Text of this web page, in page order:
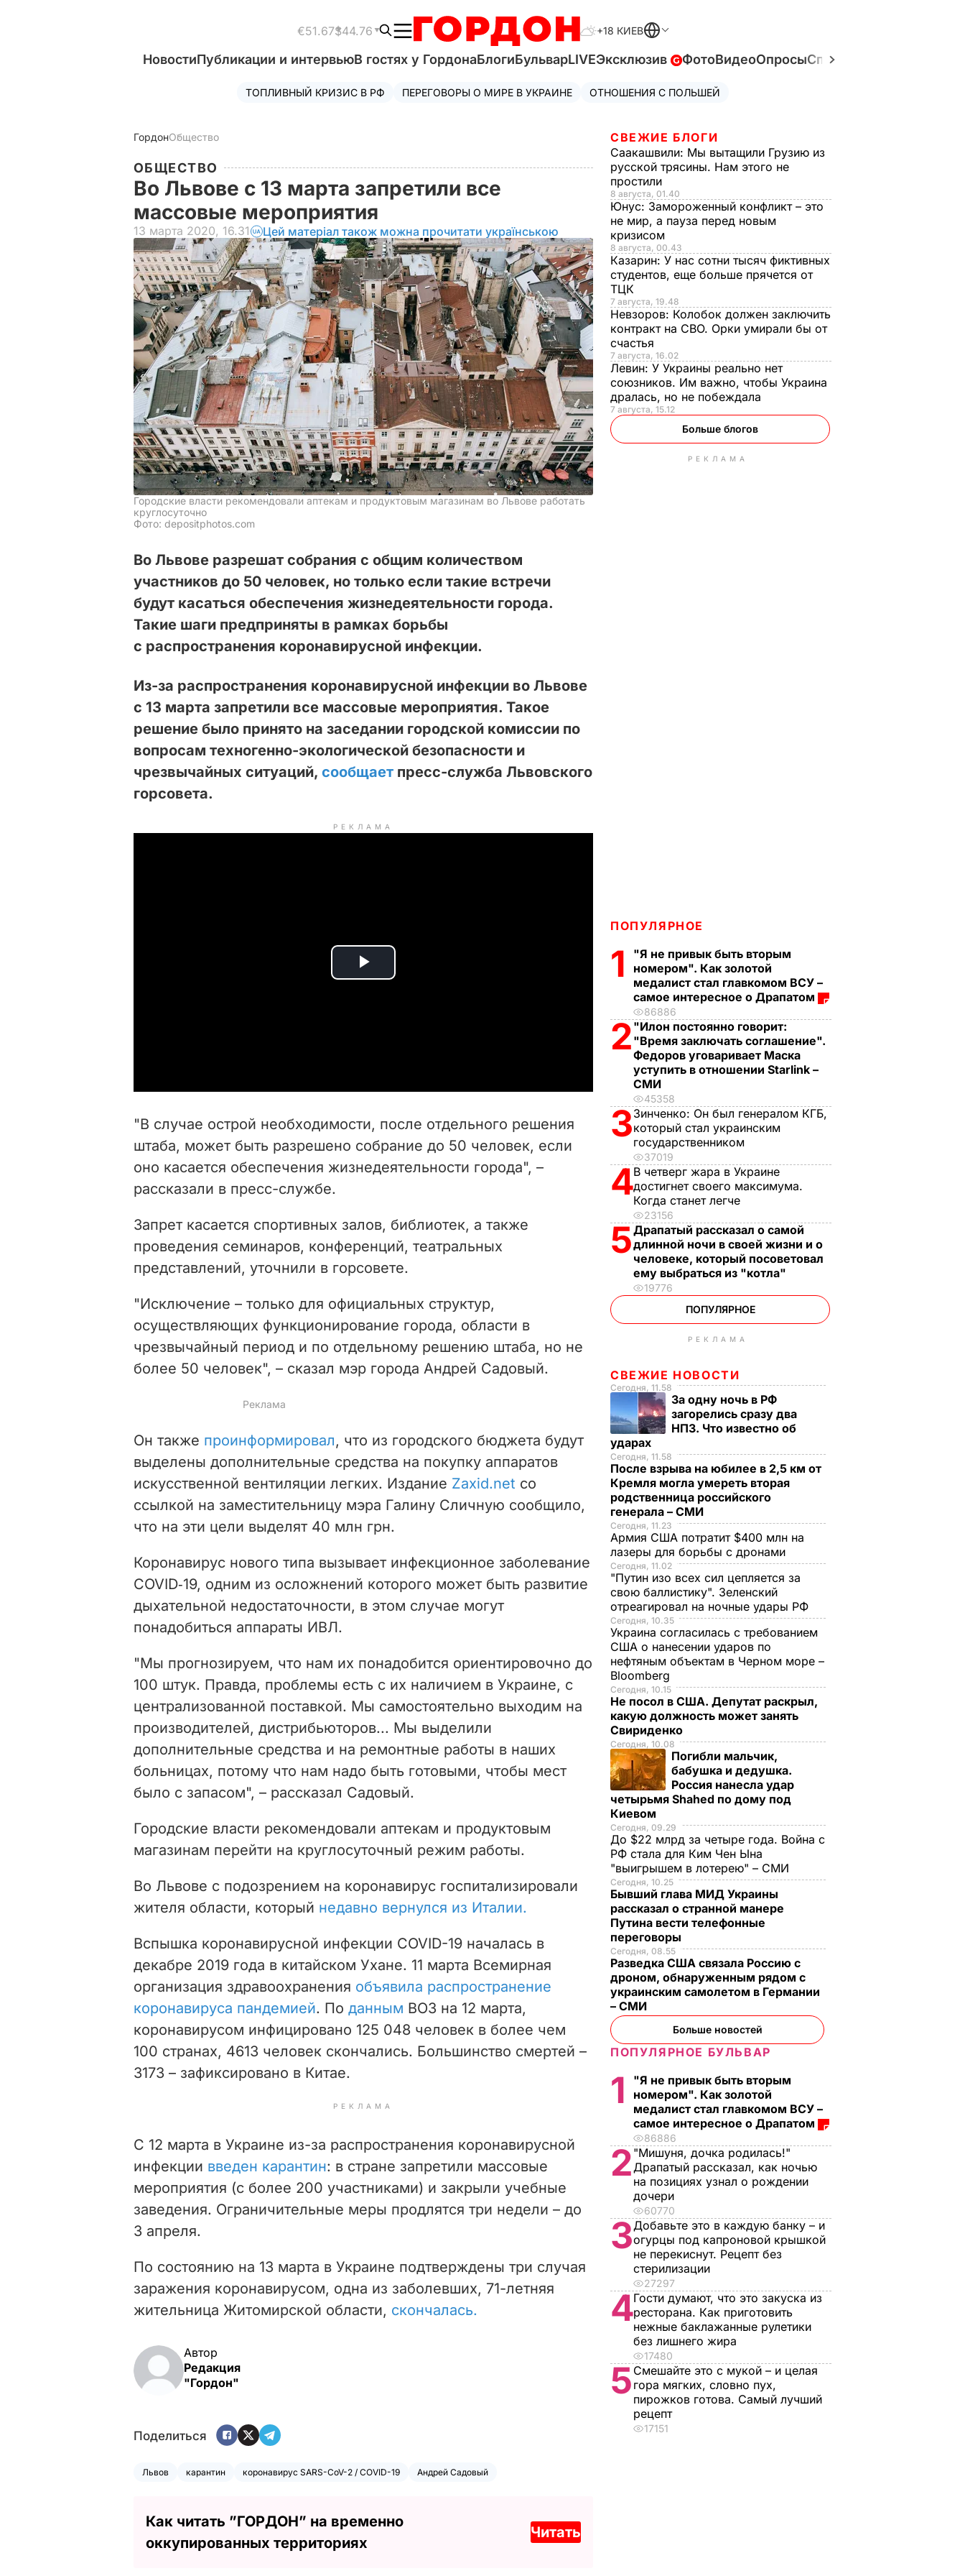
€51.67$44.76 +18 КИЕВ
НовостиПубликации и интервьюВ гостях у ГордонаБлогиБульварLIVEЭксклюзив ФотоВидеоОпросыСпецпроекты
ТОПЛИВНЫЙ КРИЗИС В РФ ПЕРЕГОВОРЫ О МИРЕ В УКРАИНЕ ОТНОШЕНИЯ С ПОЛЬШЕЙ
ГордонОбщество
ОБЩЕСТВО
Во Львове с 13 марта запретили все
массовые мероприятия
13 марта 2020, 16.31 Цей матеріал також можна прочитати українською
Городские власти рекомендовали аптекам и продуктовым магазинам во Львове работать
круглосуточно
Фото: depositphotos.com
Во Львове разрешат собрания с общим количеством
участников до 50 человек, но только если такие встречи
будут касаться обеспечения жизнедеятельности города.
Такие шаги предприняты в рамках борьбы
с распространения коронавирусной инфекции.
Из-за распространения коронавирусной инфекции во Львове
с 13 марта запретили все массовые мероприятия. Такое
решение было принято на заседании городской комиссии по
вопросам техногенно-экологической безопасности и
чрезвычайных ситуаций, сообщает пресс-служба Львовского
горсовета.
РЕКЛАМА
P
i
d
o
"В случае острой необходимости, после отдельного решения
штаба, может быть разрешено собрание до 50 человек, если
оно касается обеспечения жизнедеятельности города", –
рассказали в пресс-службе.
Запрет касается спортивных залов, библиотек, а также
проведения семинаров, конференций, театральных
представлений, уточнили в горсовете.
"Исключение – только для официальных структур,
осуществляющих функционирование города, области в
чрезвычайный период и по отдельному решению штаба, но не
более 50 человек", – сказал мэр города Андрей Садовый.
Он также проинформировал, что из городского бюджета будут
выделены дополнительные средства на покупку аппаратов
искусственной вентиляции легких. Издание Zaxid.net со
ссылкой на заместительницу мэра Галину Сличную сообщило,
что на эти цели выделят 40 млн грн.
Коронавирус нового типа вызывает инфекционное заболевание
COVID‑19, одним из осложнений которого может быть развитие
дыхательной недостаточности, в этом случае могут
понадобиться аппараты ИВЛ.
"Мы прогнозируем, что нам их понадобится ориентировочно до
100 штук. Правда, проблемы есть с их наличием в Украине, с
централизованной поставкой. Мы самостоятельно выходим на
производителей, дистрибьюторов... Мы выделили
дополнительные средства и на ремонтные работы в наших
больницах, потому что нам надо быть готовыми, чтобы мест
было с запасом", – рассказал Садовый.
Городские власти рекомендовали аптекам и продуктовым
магазинам перейти на круглосуточный режим работы.
Во Львове с подозрением на коронавирус госпитализировали
жителя области, который недавно вернулся из Италии.
Вспышка коронавирусной инфекции COVID-19 началась в
декабре 2019 года в китайском Ухане. 11 марта Всемирная
организация здравоохранения объявила распространение
коронавируса пандемией. По данным ВОЗ на 12 марта,
коронавирусом инфицировано 125 048 человек в более чем
100 странах, 4613 человек скончались. Большинство смертей –
3173 – зафиксировано в Китае.
РЕКЛАМА
С 12 марта в Украине из-за распространения коронавирусной
инфекции введен карантин: в стране запретили массовые
мероприятия (с более 200 участниками) и закрыли учебные
заведения. Ограничительные меры продлятся три недели – до
3 апреля.
По состоянию на 13 марта в Украине подтверждены три случая
заражения коронавирусом, одна из заболевших, 71-летняя
жительница Житомирской области, скончалась.
Автор
Редакция
"Гордон"
Поделиться
Львов карантин коронавирус SARS-CoV-2 / COVID-19 Андрей Садовый
Как читать ”ГОРДОН” на временно
оккупированных территориях
Читать
СВЕЖИЕ БЛОГИ
Саакашвили: Мы вытащили Грузию из
русской трясины. Нам этого не
простили
8 августа, 01.40
Юнус: Замороженный конфликт – это
не мир, а пауза перед новым
кризисом
8 августа, 00.43
Казарин: У нас сотни тысяч фиктивных
студентов, еще больше прячется от
ТЦК
7 августа, 19.48
Невзоров: Колобок должен заключить
контракт на СВО. Орки умирали бы от
счастья
7 августа, 16.02
Левин: У Украины реально нет
союзников. Им важно, чтобы Украина
дралась, но не побеждала
7 августа, 15.12
Больше блогов
РЕКЛАМА
ПОПУЛЯРНОЕ
1
"Я не привык быть вторым
номером". Как золотой
медалист стал главкомом ВСУ –
самое интересное о Драпатом
86886
2 "Илон постоянно говорит:
"Время заключать соглашение".
Федоров уговаривает Маска
уступить в отношении Starlink –
СМИ
45358
3Зинченко: Он был генералом КГБ,
который стал украинским
государственником
37019
4В четверг жара в Украине
достигнет своего максимума.
Когда станет легче
23156
5Драпатый рассказал о самой
длинной ночи в своей жизни и о
человеке, который посоветовал
ему выбраться из "котла"
19776
ПОПУЛЯРНОЕ
РЕКЛАМА
СВЕЖИЕ НОВОСТИ
Сегодня, 11.58
За одну ночь в РФ
загорелись сразу два
НПЗ. Что известно об
ударах
Сегодня, 11.58
После взрыва на юбилее в 2,5 км от
Кремля могла умереть вторая
родственница российского
генерала – СМИ
Сегодня, 11.23
Армия США потратит $400 млн на
лазеры для борьбы с дронами
Сегодня, 11.02
"Путин изо всех сил цепляется за
свою баллистику". Зеленский
отреагировал на ночные удары РФ
Сегодня, 10.35
Украина согласилась с требованием
США о нанесении ударов по
нефтяным объектам в Черном море –
Bloomberg
Сегодня, 10.15
Не посол в США. Депутат раскрыл,
какую должность может занять
Свириденко
Сегодня, 10.08
Погибли мальчик,
бабушка и дедушка.
Россия нанесла удар
четырьмя Shahed по дому под
Киевом
Сегодня, 09.29
До $22 млрд за четыре года. Война с
РФ стала для Ким Чен Ына
"выигрышем в лотерею" – СМИ
Сегодня, 10.25
Бывший глава МИД Украины
рассказал о странной манере
Путина вести телефонные
переговоры
Сегодня, 08.55
Разведка США связала Россию с
дроном, обнаруженным рядом с
украинским самолетом в Германии
– СМИ
Больше новостей
ПОПУЛЯРНОЕ БУЛЬВАР
1
"Я не привык быть вторым
номером". Как золотой
медалист стал главкомом ВСУ –
самое интересное о Драпатом
86886
2 "Мишуня, дочка родилась!"
Драпатый рассказал, как ночью
на позициях узнал о рождении
дочери
60770
3Добавьте это в каждую банку – и
огурцы под капроновой крышкой
не перекиснут. Рецепт без
стерилизации
27297
4Гости думают, что это закуска из
ресторана. Как приготовить
нежные баклажанные рулетики
без лишнего жира
17480
5 Смешайте это с мукой – и целая
гора мягких, словно пух,
пирожков готова. Самый лучший
рецепт
17151